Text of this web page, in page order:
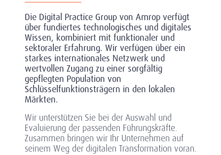
Die Digital Practice Group von Amrop verfügt
über fundiertes technologisches und digitales
Wissen, kombiniert mit funktionaler und
sektoraler Erfahrung. Wir verfügen über ein
starkes internationales Netzwerk und
wertvollen Zugang zu einer sorgfältig
gepflegten Population von
Schlüsselfunktionsträgern in den lokalen
Märkten.
Wir unterstützen Sie bei der Auswahl und
Evaluierung der passenden Führungskräfte.
Zusammen bringen wir Ihr Unternehmen auf
seinem Weg der digitalen Transformation voran.